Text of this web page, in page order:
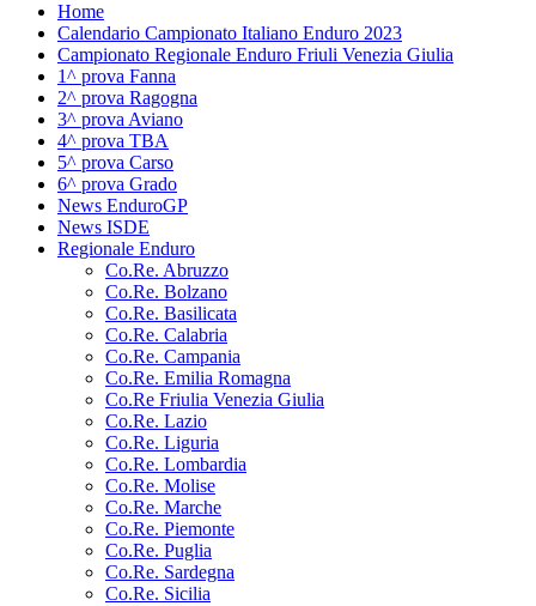
Home
Calendario Campionato Italiano Enduro 2023
Campionato Regionale Enduro Friuli Venezia Giulia
1^ prova Fanna
2^ prova Ragogna
3^ prova Aviano
4^ prova TBA
5^ prova Carso
6^ prova Grado
News EnduroGP
News ISDE
Regionale Enduro
Co.Re. Abruzzo
Co.Re. Bolzano
Co.Re. Basilicata
Co.Re. Calabria
Co.Re. Campania
Co.Re. Emilia Romagna
Co.Re Friulia Venezia Giulia
Co.Re. Lazio
Co.Re. Liguria
Co.Re. Lombardia
Co.Re. Molise
Co.Re. Marche
Co.Re. Piemonte
Co.Re. Puglia
Co.Re. Sardegna
Co.Re. Sicilia